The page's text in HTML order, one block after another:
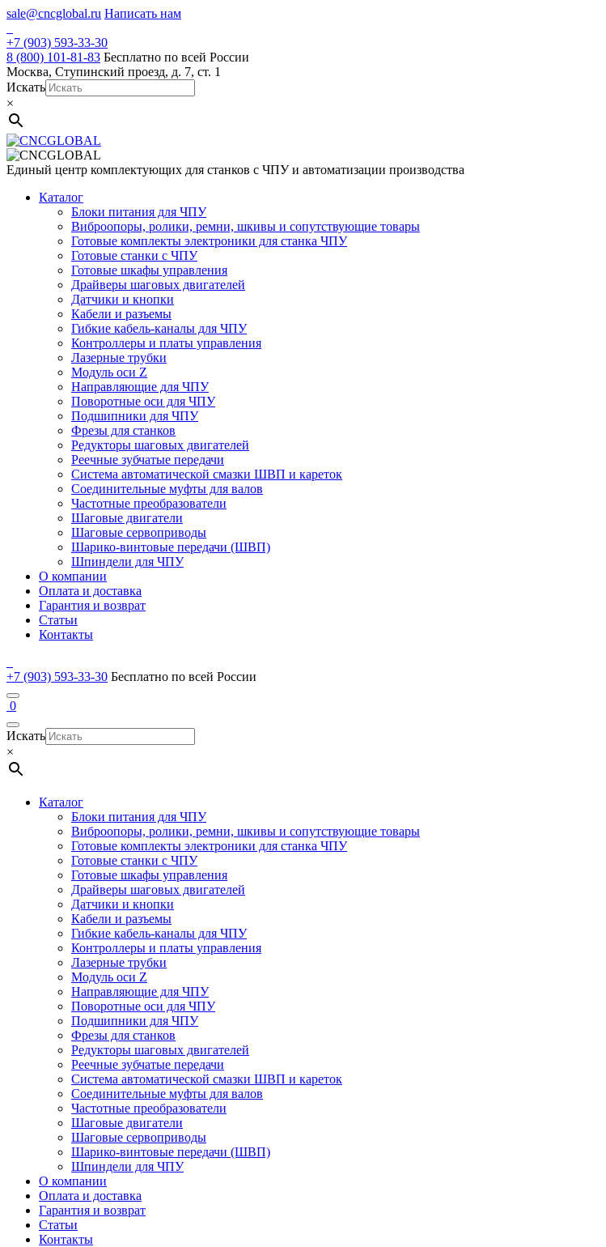
Skip
content
sale@cncglobal.ru Написать нам
+7 (903) 593-33-30
8 (800) 101-81-83 Бесплатно по всей России
Москва, Ступинский проезд, д. 7, ст. 1
Искать
×
Единый центр комплектующих для станков с ЧПУ и автоматизации производства
Каталог
Блоки питания для ЧПУ
Виброопоры, ролики, ремни, шкивы и сопутствующие товары
Готовые комплекты электроники для станка ЧПУ
Готовые станки с ЧПУ
Готовые шкафы управления
Драйверы шаговых двигателей
Датчики и кнопки
Кабели и разъемы
Гибкие кабель-каналы для ЧПУ
Контроллеры и платы управления
Лазерные трубки
Модуль оси Z
Направляющие для ЧПУ
Поворотные оси для ЧПУ
Подшипники для ЧПУ
Фрезы для станков
Редукторы шаговых двигателей
Реечные зубчатые передачи
Система автоматической смазки ШВП и кареток
Соединительные муфты для валов
Частотные преобразователи
Шаговые двигатели
Шаговые сервоприводы
Шарико-винтовые передачи (ШВП)
Шпиндели для ЧПУ
О компании
Оплата и доставка
Гарантия и возврат
Статьи
Контакты
+7 (903) 593-33-30 Бесплатно по всей России
0
Искать
×
Каталог
Блоки питания для ЧПУ
Виброопоры, ролики, ремни, шкивы и сопутствующие товары
Готовые комплекты электроники для станка ЧПУ
Готовые станки с ЧПУ
Готовые шкафы управления
Драйверы шаговых двигателей
Датчики и кнопки
Кабели и разъемы
Гибкие кабель-каналы для ЧПУ
Контроллеры и платы управления
Лазерные трубки
Модуль оси Z
Направляющие для ЧПУ
Поворотные оси для ЧПУ
Подшипники для ЧПУ
Фрезы для станков
Редукторы шаговых двигателей
Реечные зубчатые передачи
Система автоматической смазки ШВП и кареток
Соединительные муфты для валов
Частотные преобразователи
Шаговые двигатели
Шаговые сервоприводы
Шарико-винтовые передачи (ШВП)
Шпиндели для ЧПУ
О компании
Оплата и доставка
Гарантия и возврат
Статьи
Контакты